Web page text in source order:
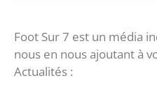
Foot Sur 7 est un média
nous en nous ajoutant à
Actualités :